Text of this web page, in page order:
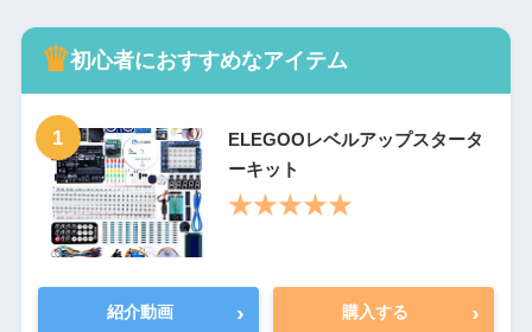
♛初心者におすすめなアイテム
1
ELEGOOレベルアップスタータ
ーキット
★★★★★
紹介動画 › 購入する ›